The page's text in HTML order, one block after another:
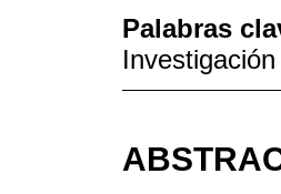
Palabras